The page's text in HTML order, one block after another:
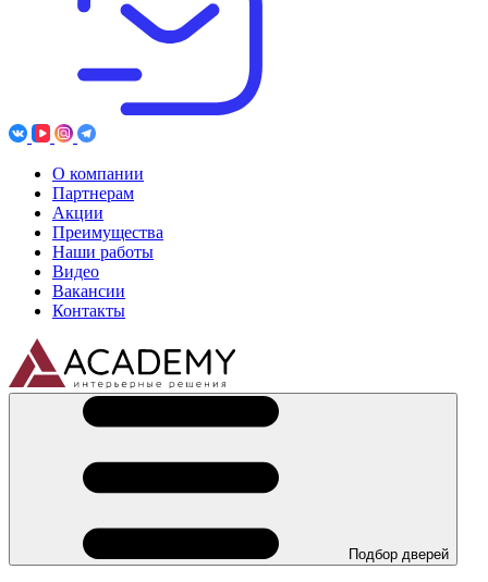
О компании
Партнерам
Акции
Преимущества
Наши работы
Видео
Вакансии
Контакты
Подбор дверей